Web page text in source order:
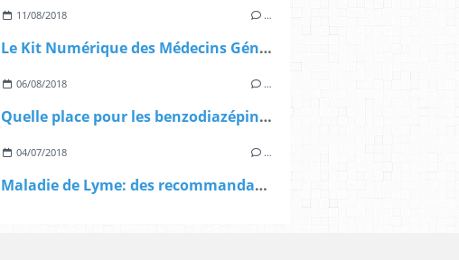
11/08/2018 …
Le Kit Numérique des Médecins Généralistes
06/08/2018 …
Quelle place pour les benzodiazépines dans l’anxiété ?
04/07/2018 …
Maladie de Lyme: des recommandations HAS contestées